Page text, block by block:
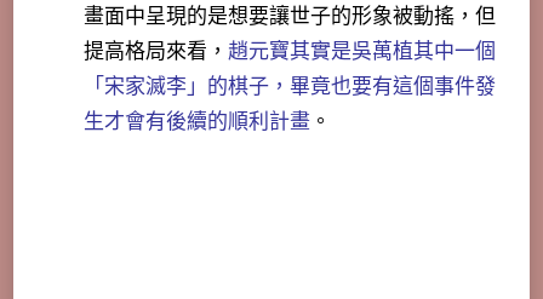
畫面中呈現的是想要讓世子的形象被動搖，但
提高格局來看， 趙元寶其實是吳萬植其中一個
「宋家滅李」的棋子，畢竟也要有這個事件發
生才會有後續的順利計畫 。